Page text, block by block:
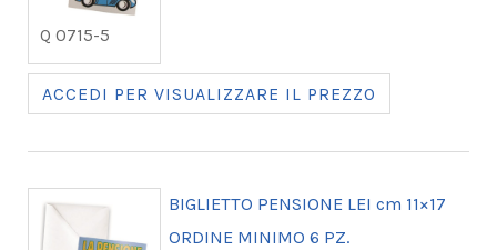
Q 0715-5
ACCEDI PER VISUALIZZARE IL PREZZO
BIGLIETTO PENSIONE LEI cm 11×17
ORDINE MINIMO 6 PZ.